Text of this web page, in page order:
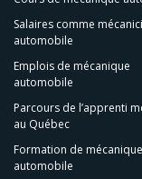
Salaires comme
automobile
Emplois de mécanique
automobile
Parcours de l’apprenti
au Québec
Formation de mécanique
automobile